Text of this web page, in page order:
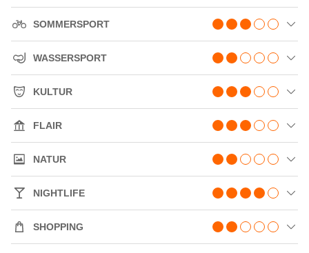
SOMMERSPORT
WASSERSPORT
KULTUR
FLAIR
NATUR
NIGHTLIFE
SHOPPING